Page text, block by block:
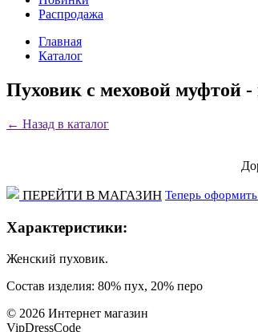
Распродажа
Главная
Каталог
Пуховик с меховой муфтой
← Назад в каталог
ПЕРЕЙТИ В МАГАЗИН Теперь
Характеристики:
Женский пуховик.
Состав изделия: 80% пух, 20% перо
© 2026 Интернет магазин
VipDressCode